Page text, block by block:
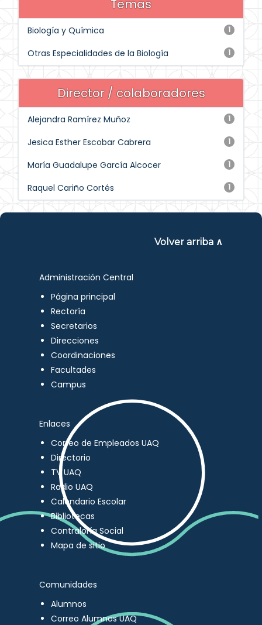
Temas
1
Biología y Química
1
Otras Especialidades de la Biología
Director / colaboradores
1
Alejandra Ramírez Muñoz
1
Jesica Esther Escobar Cabrera
1
María Guadalupe García Alcocer
1
Raquel Cariño Cortés
Volver arriba ∧
Administración Central
Página principal
Rectoría
Secretarios
Direcciones
Coordinaciones
Facultades
Campus
Enlaces
Correo de Empleados UAQ
Directorio
TV UAQ
Radio UAQ
Calendario Escolar
Bibliotecas
Contraloría Social
Mapa de sitio
Comunidades
Alumnos
Correo Alumnos UAQ